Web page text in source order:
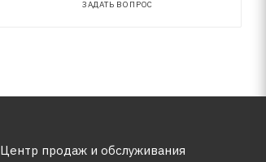
ЗАДАТЬ ВОПРОС
Центр продаж и обслуживания